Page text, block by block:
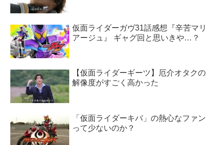
仮面ライダーガヴ31話感想『辛苦マリ
アージュ』 ギャグ回と思いきや…？
【仮面ライダーギーツ】厄介オタクの
解像度がすごく高かった
「仮面ライダーキバ」の熱心なファン
って少ないのか？